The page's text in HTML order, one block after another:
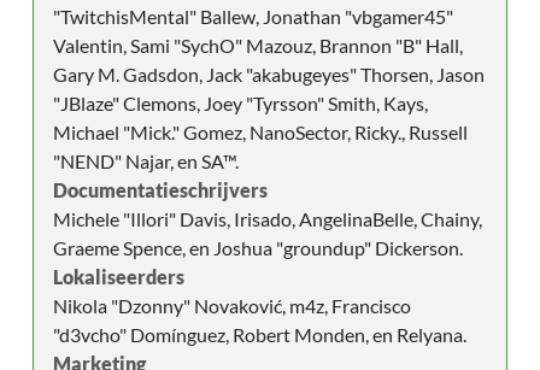
"TwitchisMental" Ballew, Jonathan "vbgamer45"
Valentin, Sami "SychO" Mazouz, Brannon "B" Hall,
Gary M. Gadsdon, Jack "akabugeyes" Thorsen, Jason
"JBlaze" Clemons, Joey "Tyrsson" Smith, Kays,
Michael "Mick." Gomez, NanoSector, Ricky., Russell
"NEND" Najar, en SA™.
Documentatieschrijvers
Michele "Illori" Davis, Irisado, AngelinaBelle, Chainy,
Graeme Spence, en Joshua "groundup" Dickerson.
Lokaliseerders
Nikola "Dzonny" Novaković, m4z, Francisco
"d3vcho" Domínguez, Robert Monden, en Relyana.
Marketing